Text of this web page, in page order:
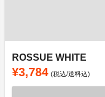
ROSSUE WHITE
¥3,784 (税込/送料込)